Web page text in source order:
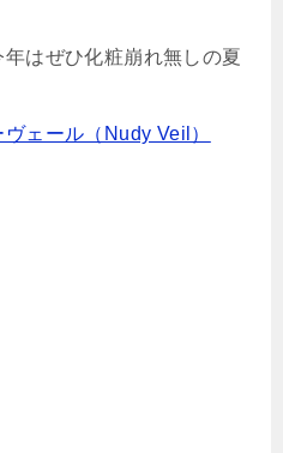
はぜひ化粧崩れ無しの夏
ェール（Nudy Veil）